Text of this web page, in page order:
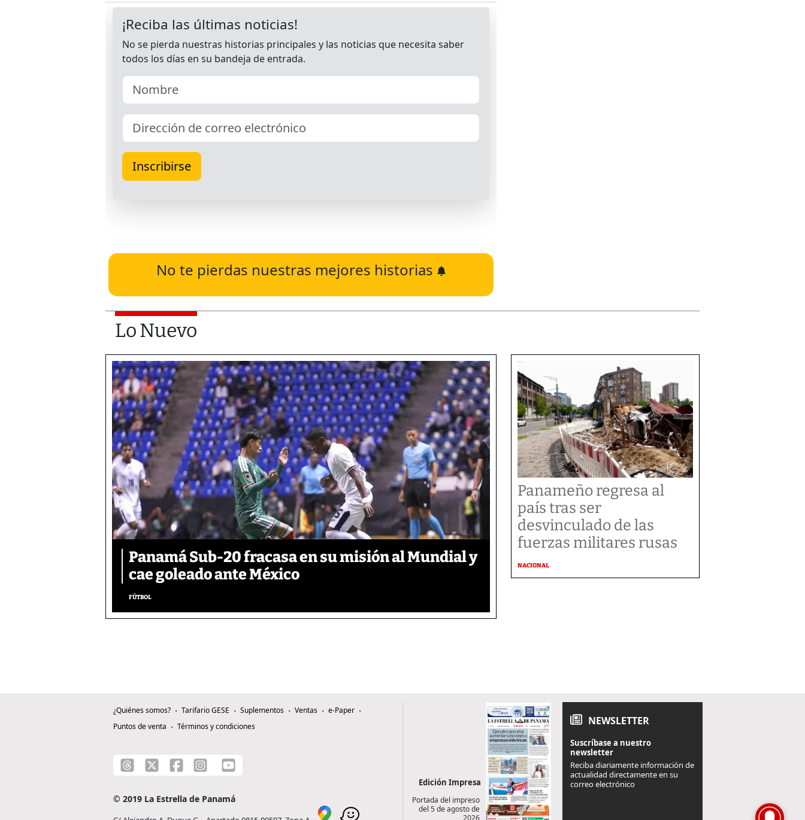
No te pierdas nuestras mejores historias
Lo Nuevo
Panamá Sub-20 fracasa en su misión al Mundial y
cae goleado ante México
FÚTBOL
Panameño regresa al
país tras ser
desvinculado de las
fuerzas militares rusas
NACIONAL
¿Quiénes somos? Tarifario GESE Suplementos Ventas
e-Paper
Puntos de venta
Términos y condiciones
© 2019 La Estrella de Panamá
Edición Impresa
Portada del impreso
del 5 de agosto de
NEWSLETTER
Suscríbase a nuestro
newsletter
Reciba diariamente información de
actualidad directamente en su
correo electrónico